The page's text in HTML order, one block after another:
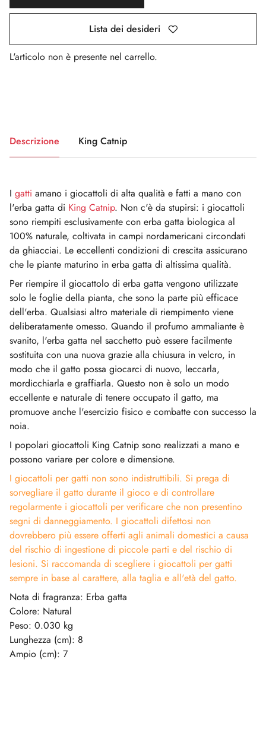
Lista dei desideri
L'articolo non è presente nel carrello.
Descrizione King Catnip
I gatti amano i giocattoli di alta qualità e fatti a mano con
l'erba gatta di King Catnip. Non c'è da stupirsi: i giocattoli
sono riempiti esclusivamente con erba gatta biologica al
100% naturale, coltivata in campi nordamericani circondati
da ghiacciai. Le eccellenti condizioni di crescita assicurano
che le piante maturino in erba gatta di altissima qualità.
Per riempire il giocattolo di erba gatta vengono utilizzate
solo le foglie della pianta, che sono la parte più efficace
dell'erba. Qualsiasi altro materiale di riempimento viene
deliberatamente omesso. Quando il profumo ammaliante è
svanito, l'erba gatta nel sacchetto può essere facilmente
sostituita con una nuova grazie alla chiusura in velcro, in
modo che il gatto possa giocarci di nuovo, leccarla,
mordicchiarla e graffiarla. Questo non è solo un modo
eccellente e naturale di tenere occupato il gatto, ma
promuove anche l'esercizio fisico e combatte con successo la
noia.
I popolari giocattoli King Catnip sono realizzati a mano e
possono variare per colore e dimensione.
I giocattoli per gatti non sono indistruttibili. Si prega di
sorvegliare il gatto durante il gioco e di controllare
regolarmente i giocattoli per verificare che non presentino
segni di danneggiamento. I giocattoli difettosi non
dovrebbero più essere offerti agli animali domestici a causa
del rischio di ingestione di piccole parti e del rischio di
lesioni. Si raccomanda di scegliere i giocattoli per gatti
sempre in base al carattere, alla taglia e all'età del gatto.
Nota di fragranza: Erba gatta
Colore: Natural
Peso: 0.030 kg
Lunghezza (cm): 8
Ampio (cm): 7